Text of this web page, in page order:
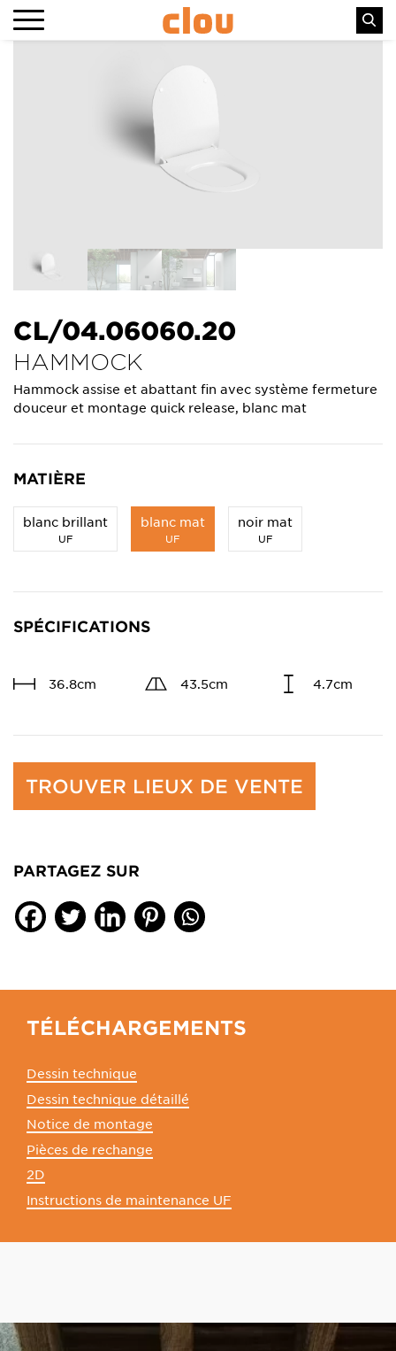
CL/04.06060.20
HAMMOCK
Hammock assise et abattant fin avec système fermeture
douceur et montage quick release, blanc mat
MATIÈRE
blanc brillant
UF
blanc mat
UF
noir mat
UF
SPÉCIFICATIONS
36.8cm 43.5cm 4.7cm
TROUVER LIEUX DE VENTE
PARTAGEZ SUR
TÉLÉCHARGEMENTS
Dessin technique
Dessin technique détaillé
Notice de montage
Pièces de rechange
2D
Instructions de maintenance UF